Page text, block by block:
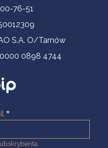
76-51
S.A. O/Tarnów
0000 0898 4744